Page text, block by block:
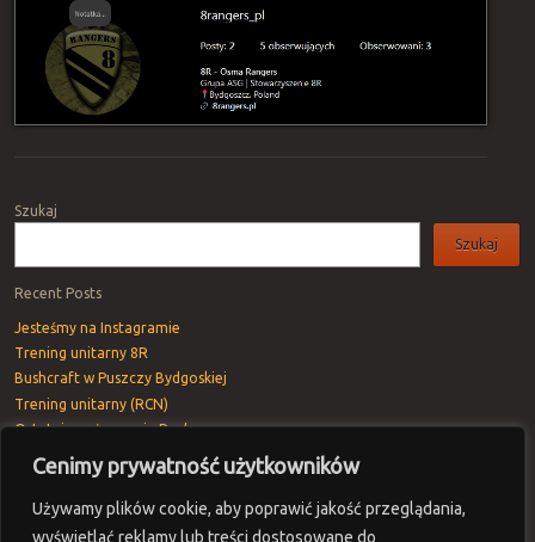
Cenimy prywatność użytkowników
Używamy plików cookie, aby poprawić jakość przeglądania,
wyświetlać reklamy lub treści dostosowane do
Szukaj
Szukaj
Recent Posts
Jesteśmy na Instagramie
Trening unitarny 8R
Bushcraft w Puszczy Bydgoskiej
Trening unitarny (RCN)
Ostatnie pożegnanie Rav’a
Recent Comments
Timsothydeeby Trening unitarny 8R